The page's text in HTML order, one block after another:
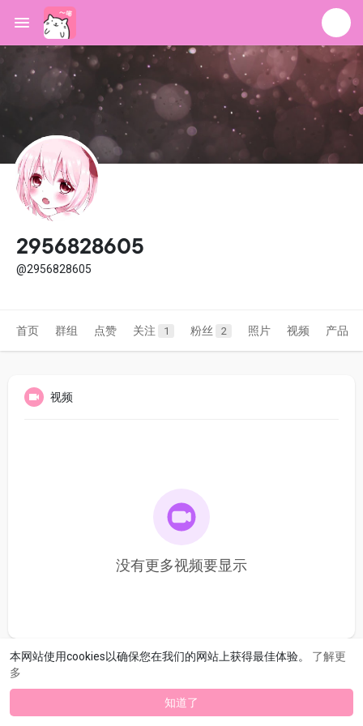
本网站使用cookies以确保您在我们的网站上获得最佳体验。 了解更
多
知道了
2956828605
@2956828605
首页 群组 点赞 关注 1 粉丝 2 照片 视频 产品
视频
没有更多视频要显示